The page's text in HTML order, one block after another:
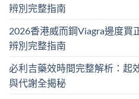
辨別完整指南
2026香港威而鋼Viagra邊度買
辨別完整指南
必利吉藥效時間完整解析：起
與代謝全揭秘